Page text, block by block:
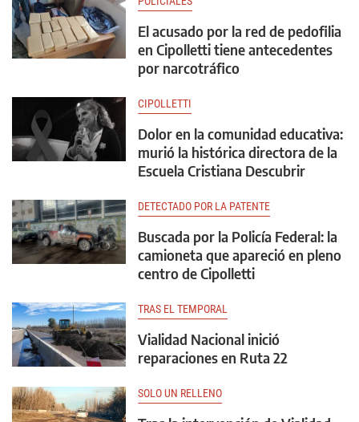
El acusado por la red de pedofilia
en Cipolletti tiene antecedentes
por narcotráfico
CIPOLLETTI
Dolor en la comunidad educativa:
murió la histórica directora de la
Escuela Cristiana Descubrir
DETECTADO POR LA PATENTE
Buscada por la Policía Federal: la
camioneta que apareció en pleno
centro de Cipolletti
TRAS EL TEMPORAL
Vialidad Nacional inició
reparaciones en Ruta 22
SOLO UN RELLENO